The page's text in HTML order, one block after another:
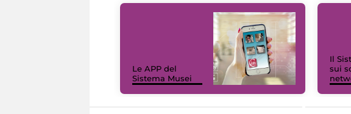
Le APP del
Sistema Musei
Il
sui